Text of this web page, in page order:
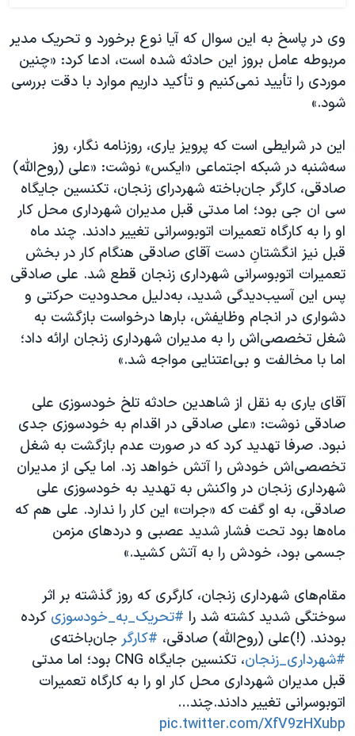
وی در پاسخ به این سوال که آیا نوع برخورد و تحریک مدیر
مربوطه عامل بروز این حادثه شده است، ادعا کرد: «چنین
موردی را تأیید نمی‌کنیم و تأکید داریم موارد با دقت بررسی
شود.»
این در شرایطی است که پرویز یاری، روزنامه نگار، روز
سه‌شنبه در شبکه اجتماعی «ایکس» نوشت: «علی (روح‌الله)
صادقی، کارگر جان‌باخته‌ شهردرای زنجان، تکنسین جایگاه
سی ان جی بود؛ اما مدتی قبل مدیران شهرداری محل کار
او را به کارگاه تعمیرات اتوبوسرانی تغییر دادند. چند ماه
قبل نیز انگشتانِ دست آقای صادقی هنگام کار در بخش
تعمیرات اتوبوسرانی شهرداری زنجان قطع شد. علی صادقی
پس این آسیب‌دیدگی شدید، به‌دلیل محدودیت حرکتی و
دشواری در انجام وظایفش، بارها درخواست بازگشت به
شغل تخصصی‌اش را به مدیران شهرداری زنجان ارائه داد؛
اما با مخالفت و بی‌اعتنایی مواجه شد.»
آقای یاری به نقل از شاهدین حادثه‌ تلخ خودسوزی علی
صادقی نوشت: «علی صادقی در اقدام به خودسوزی جدی
نبود. صرفا تهدید کرد که در صورت عدم بازگشت به شغل
تخصصی‌اش خودش را آتش خواهد زد. اما یکی از مدیران
شهرداری زنجان در واکنش به تهدید به خودسوزی علی
صادقی، به او گفت که «جرات» این کار را ندارد. علی هم که
ماه‌ها بود تحت فشار شدید عصبی و دردهای مزمن
جسمی بود، خودش را به آتش کشید.»
مقام‌های شهرداری زنجان، کارگری که روز گذشته بر اثر
سوختگی شدید کشته شد را #تحریک_به_خودسوزی کرده
بودند. (!)علی (روح‌الله) صادقی، #کارگر جان‌باخته‌ی
#شهرداری_زنجان
، تکنسین جایگاه CNG بود؛ اما مدتی
قبل مدیران شهرداری محل کار او را به کارگاه تعمیرات
اتوبوسرانی تغییر دادند.چند…
pic.twitter.com/XfV9zHXubp